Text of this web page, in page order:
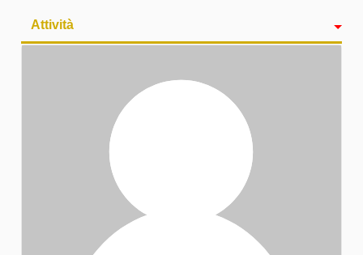
Attività